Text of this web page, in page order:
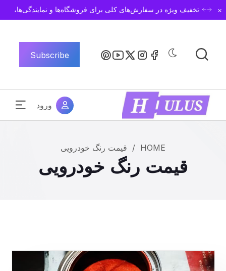
تخفیف ویژه در سفارش‌های کلی برای فروشگاه‌ها و نمایندگی‌ها،Dismiss
Subscribe
ورود
HOME
/ قیمت رنگ خودرویی
قیمت رنگ خودرویی